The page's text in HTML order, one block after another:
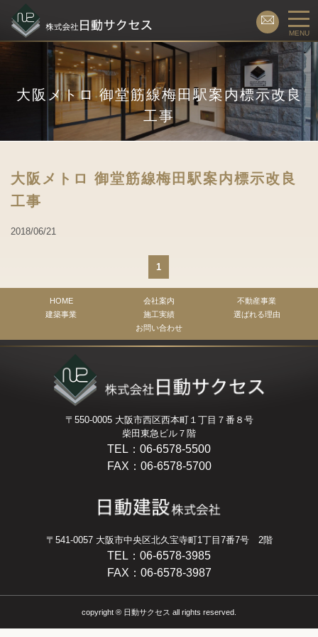
MENU
大阪メトロ 御堂筋線梅田駅案内標示改良
工事
大阪メトロ 御堂筋線梅田駅案内標示改良
工事
2018/06/21
1
HOME 会社案内
不動産事業
建築事業
施工実績
選ばれる理由
お問い合わせ
〒550-0005 大阪市西区西本町１丁目７番８号
柴田東急ビル７階
TEL：06-6578-5500
FAX：06-6578-5700
〒541-0057 大阪市中央区北久宝寺町1丁目7番7号 2階
TEL：06-6578-3985
FAX：06-6578-3987
copyright ® 日動サクセス all rights reserved.